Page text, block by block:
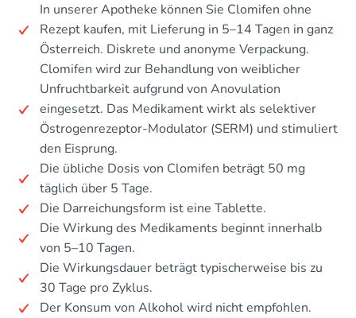
In unserer Apotheke können Sie Clomifen ohne
Rezept kaufen, mit Lieferung in 5–14 Tagen in ganz
Österreich. Diskrete und anonyme Verpackung.
Clomifen wird zur Behandlung von weiblicher
Unfruchtbarkeit aufgrund von Anovulation
eingesetzt. Das Medikament wirkt als selektiver
Östrogenrezeptor-Modulator (SERM) und stimuliert
den Eisprung.
Die übliche Dosis von Clomifen beträgt 50 mg
täglich über 5 Tage.
Die Darreichungsform ist eine Tablette.
Die Wirkung des Medikaments beginnt innerhalb
von 5–10 Tagen.
Die Wirkungsdauer beträgt typischerweise bis zu
30 Tage pro Zyklus.
Der Konsum von Alkohol wird nicht empfohlen.